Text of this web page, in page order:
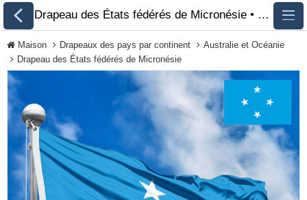
Tous les drapeaux
Drapeaux des pays
par continent
Drapeau des États fédérés de Micronésie • photo • description 🏁 FlagsSite.com
Maison Drapeaux des pays par continent
Australie et Océanie
Drapeau des États fédérés de Micronésie